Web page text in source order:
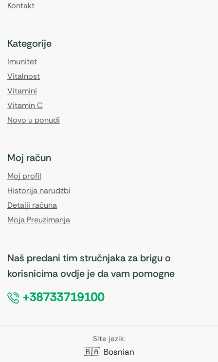
Kontakt
Kategorije
Imunitet
Vitalnost
Vitamini
Vitamin C
Novo u ponudi
Moj račun
Moj profil
Historija narudžbi
Detalji računa
Moja Preuzimanja
Naš predani tim stručnjaka za brigu o
korisnicima ovdje je da vam pomogne
+38733719100
Site jezik:
🇧🇦 Bosnian